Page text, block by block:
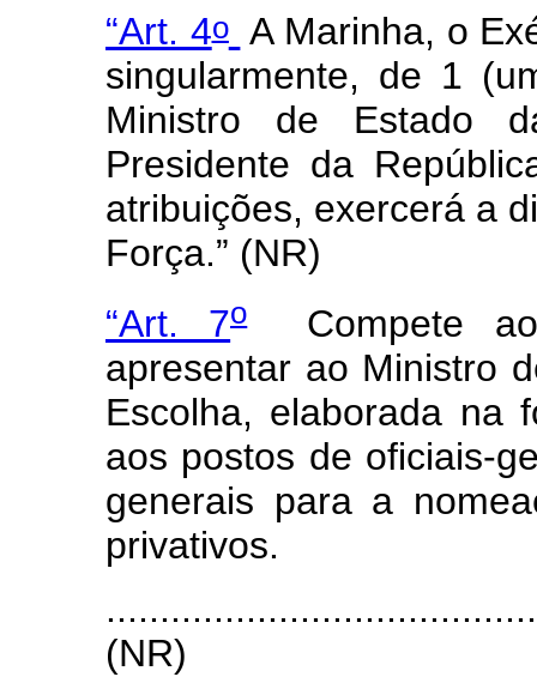
“Art. 4o A Marinha, o
singularmente, de 1
Ministro de Estado
Presidente da
atribuições, exercerá a
Força.” (NR)
“Art. 7oCompete
apresentar ao Ministro
Escolha, elaborada na
aos postos de oficiais-
generais para a
privativos.
(NR)